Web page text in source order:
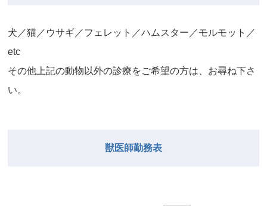
⽝／猫／ウサギ／フェレット／ハムスター／モルモット／
etc
その他上記の動物以外の診療をご希望の⽅は、お尋ね下さ
い。
獣医師勤務表